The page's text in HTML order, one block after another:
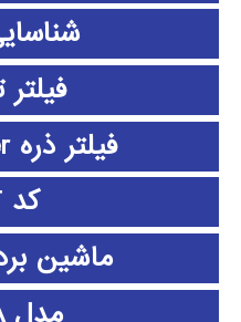
فیلتر ذره particle filter
کد SIFT
ماشین